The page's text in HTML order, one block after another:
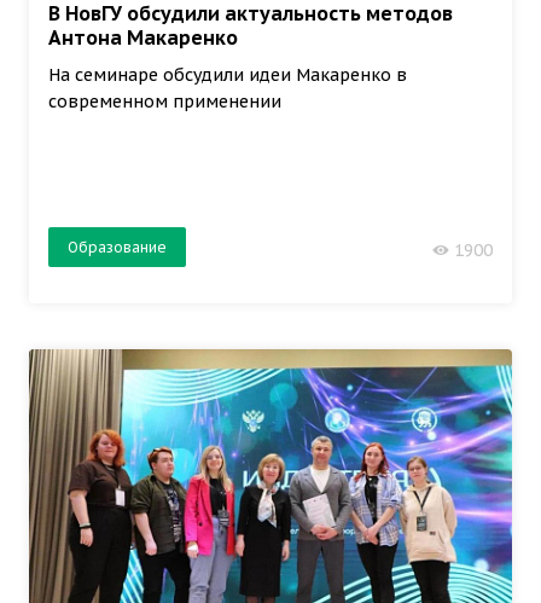
В НовГУ обсудили актуальность методов
Антона Макаренко
На семинаре обсудили идеи Макаренко в
современном применении
Образование 1900